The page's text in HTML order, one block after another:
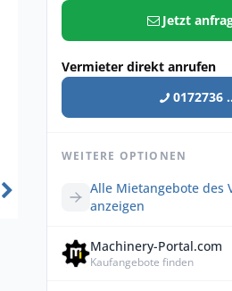
Jetzt
Vermieter direkt anrufen
0172736
WEITERE OPTIONEN
Alle Mietangebote des
anzeigen
Machinery-Portal.com
Kaufangebote finden